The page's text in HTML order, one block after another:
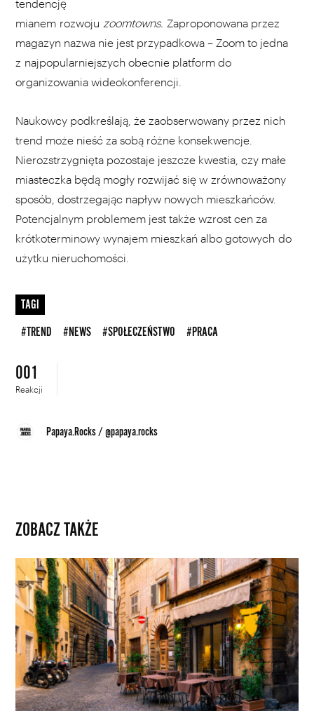
tendencję
mianem rozwoju zoomtowns. Zaproponowana przez
magazyn nazwa nie jest przypadkowa – Zoom to jedna
z najpopularniejszych obecnie platform do
organizowania wideokonferencji.
Naukowcy podkreślają, że zaobserwowany przez nich
trend może nieść za sobą różne konsekwencje.
Nierozstrzygnięta pozostaje jeszcze kwestia, czy małe
miasteczka będą mogły rozwijać się w zrównoważony
sposób, dostrzegając napływ nowych mieszkańców.
Potencjalnym problemem jest także wzrost cen za
krótkoterminowy wynajem mieszkań albo gotowych do
użytku nieruchomości.
TAGI
#TREND #NEWS #SPOŁECZEŃSTWO #PRACA
001
Reakcji
Papaya.Rocks/@papaya.rocks
ZOBACZ TAKŻE
Artykuł
na
Wikipedii
zwiększa
atrakcyjność
turystyczną
małych
miejscowości.
Nowe